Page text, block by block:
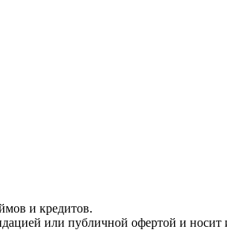
и кредитов.
или публичной офертой и